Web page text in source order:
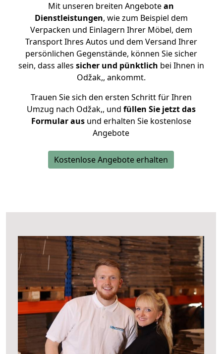
Mit unseren breiten Angebotean
Dienstleistungen, wie zum Beispiel dem
Verpacken und Einlagern Ihrer Möbel, dem
Transport Ihres Autos und dem Versand Ihrer
persönlichen Gegenstände, können Sie sicher
sein, dass alles sicher und pünktlich bei Ihnen in
Odžak,, ankommt.
Trauen Sie sich den ersten Schritt für Ihren
Umzug nach Odžak,, und füllen Sie jetzt das
Formular ausund erhalten Sie kostenlose
Angebote
Kostenlose Angebote erhalten